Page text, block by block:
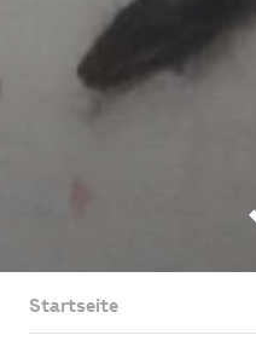
Startseite